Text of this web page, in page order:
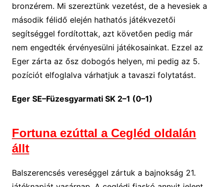
bronzérem. Mi szereztünk vezetést, de a hevesiek a
második félidő elején hathatós játékvezetői
segítséggel fordítottak, azt követően pedig már
nem engedték érvényesülni játékosainkat. Ezzel az
Eger zárta az ősz dobogós helyen, mi pedig az 5.
pozíciót elfoglalva várhatjuk a tavaszi folytatást.
Eger SE–Füzesgyarmati SK 2–1 (0–1)
Fortuna ezúttal a Cegléd oldalán
állt
Balszerencsés vereséggel zártuk a bajnokság 21.